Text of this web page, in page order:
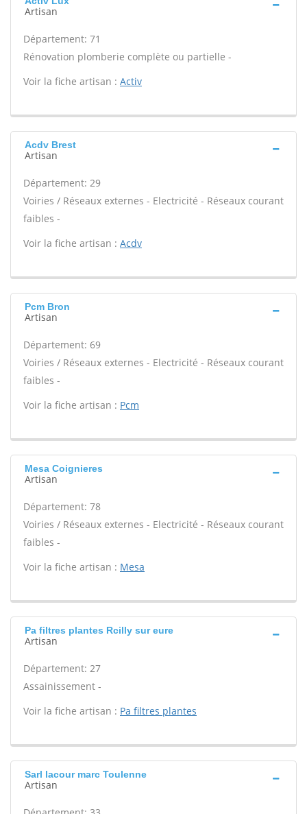
Artisan
Département: 71
Rénovation plomberie complète ou partielle -
Voir la fiche artisan : Activ
Acdv Brest
Artisan
Département: 29
Voiries / Réseaux externes - Electricité - Réseaux courant
faibles -
Voir la fiche artisan : Acdv
Pcm Bron
Artisan
Département: 69
Voiries / Réseaux externes - Electricité - Réseaux courant
faibles -
Voir la fiche artisan : Pcm
Mesa Coignieres
Artisan
Département: 78
Voiries / Réseaux externes - Electricité - Réseaux courant
faibles -
Voir la fiche artisan : Mesa
Pa filtres plantes Rcilly sur eure
Artisan
Département: 27
Assainissement -
Voir la fiche artisan : Pa filtres plantes
Sarl lacour marc Toulenne
Artisan